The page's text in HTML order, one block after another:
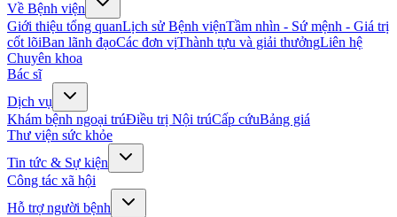
Về Bệnh viện
Giới thiệu tổng quanLịch sử Bệnh việnTầm nhìn - Sứ mệnh - Giá trị
cốt lõiBan lãnh đạoCác đơn vịThành tựu và giải thưởngLiên hệ
Chuyên khoa
Bác sĩ
Dịch vụ
Khám bệnh ngoại trúĐiều trị Nội trúCấp cứuBảng giá
Thư viện sức khỏe
Tin tức & Sự kiện
Công tác xã hội
Hỗ trợ người bệnh